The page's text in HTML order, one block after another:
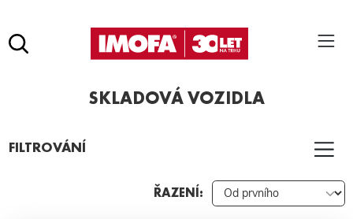
Pro vyhledávání zadejte alespoň 3 znaky.
SKLADOVÁ VOZIDLA
FILTROVÁNÍ
ŘAZENÍ: